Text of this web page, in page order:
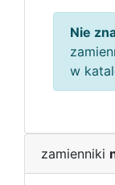
Nie
w
zamienniki